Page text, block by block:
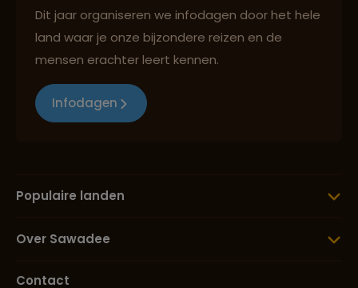
Dit jaar organiseren we infodagen door het hele
land waar je onze bijzondere reizen en de
mensen erachter leert kennen.
Infodagen
Populaire landen
Over Sawadee
Contact